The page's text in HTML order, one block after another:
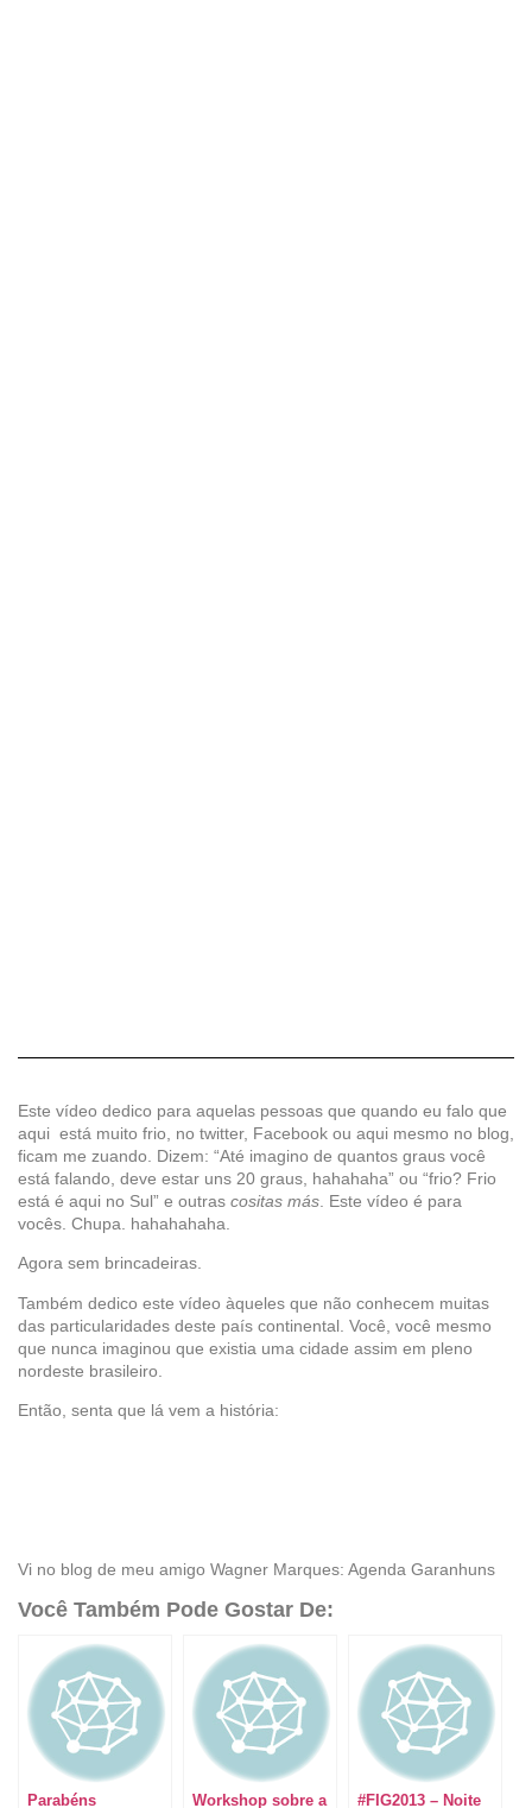
Este vídeo dedico para aquelas pessoas que quando eu falo que
aqui está muito frio, no twitter, Facebook ou aqui mesmo no blog,
ficam me zuando. Dizem: “Até imagino de quantos graus você
está falando, deve estar uns 20 graus, hahahaha” ou “frio? Frio
está é aqui no Sul” e outras cositas más . Este vídeo é para
vocês. Chupa. hahahahaha.
Agora sem brincadeiras.
Também dedico este vídeo àqueles que não conhecem muitas
das particularidades deste país continental. Você, você mesmo
que nunca imaginou que existia uma cidade assim em pleno
nordeste brasileiro.
Então, senta que lá vem a história:
Vi no blog de meu amigo Wagner Marques: Agenda Garanhuns
Você Também Pode Gostar De:
Parabéns Workshop sobre a #FIG2013 – Noite